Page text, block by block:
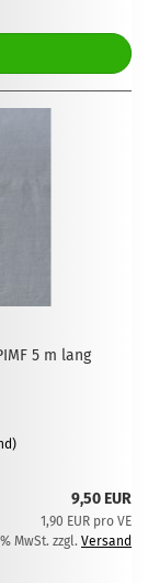
5 m lang
9,50 EUR
1,90 EUR pro VE
MwSt. zzgl. Versand